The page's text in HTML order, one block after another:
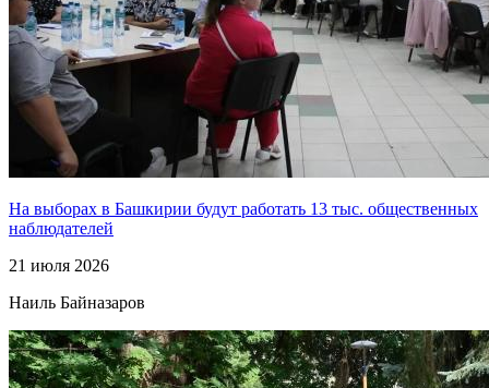
На выборах в Башкирии будут работать 13 тыс. общественных
наблюдателей
21 июля 2026
Наиль Байназаров